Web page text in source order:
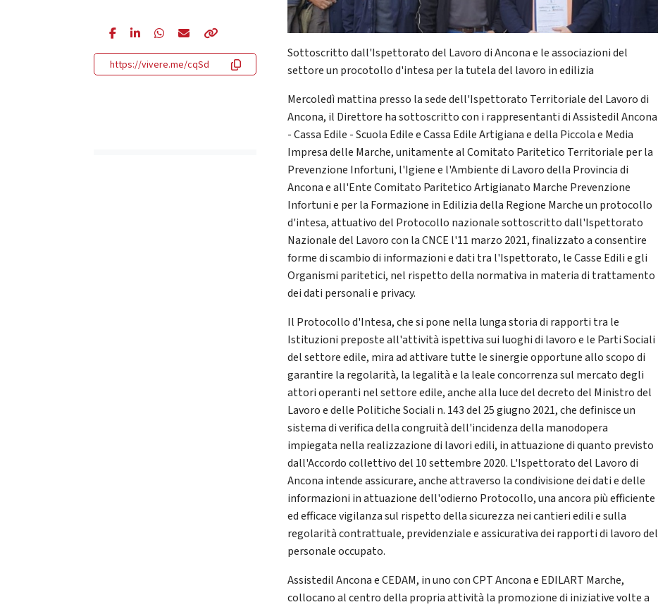
https://vivere.me/cqSd
Sottoscritto dall'Ispettorato del Lavoro di Ancona e le associazioni del
settore un procotollo d'intesa per la tutela del lavoro in edilizia
Mercoledì mattina presso la sede dell'Ispettorato Territoriale del Lavoro di
Ancona, il Direttore ha sottoscritto con i rappresentanti di Assistedil Ancona
- Cassa Edile - Scuola Edile e Cassa Edile Artigiana e della Piccola e Media
Impresa delle Marche, unitamente al Comitato Paritetico Territoriale per la
Prevenzione Infortuni, l'Igiene e l'Ambiente di Lavoro della Provincia di
Ancona e all'Ente Comitato Paritetico Artigianato Marche Prevenzione
Infortuni e per la Formazione in Edilizia della Regione Marche un protocollo
d'intesa, attuativo del Protocollo nazionale sottoscritto dall'Ispettorato
Nazionale del Lavoro con la CNCE l'11 marzo 2021, finalizzato a consentire
forme di scambio di informazioni e dati tra l'Ispettorato, le Casse Edili e gli
Organismi paritetici, nel rispetto della normativa in materia di trattamento
dei dati personali e privacy.
Il Protocollo d'Intesa, che si pone nella lunga storia di rapporti tra le
Istituzioni preposte all'attività ispettiva sui luoghi di lavoro e le Parti Sociali
del settore edile, mira ad attivare tutte le sinergie opportune allo scopo di
garantire la regolarità, la legalità e la leale concorrenza sul mercato degli
attori operanti nel settore edile, anche alla luce del decreto del Ministro del
Lavoro e delle Politiche Sociali n. 143 del 25 giugno 2021, che definisce un
sistema di verifica della congruità dell'incidenza della manodopera
impiegata nella realizzazione di lavori edili, in attuazione di quanto previsto
dall'Accordo collettivo del 10 settembre 2020. L'Ispettorato del Lavoro di
Ancona intende assicurare, anche attraverso la condivisione dei dati e delle
informazioni in attuazione dell'odierno Protocollo, una ancora più efficiente
ed efficace vigilanza sul rispetto della sicurezza nei cantieri edili e sulla
regolarità contrattuale, previdenziale e assicurativa dei rapporti di lavoro del
personale occupato.
Assistedil Ancona e CEDAM, in uno con CPT Ancona e EDILART Marche,
collocano al centro della propria attività la promozione di iniziative volte a